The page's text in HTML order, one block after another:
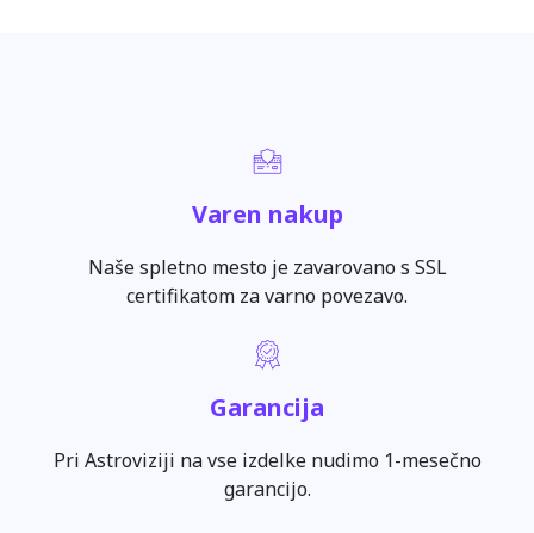
Varen nakup
Naše spletno mesto je zavarovano s SSL
certifikatom za varno povezavo.
Garancija
Pri Astroviziji na vse izdelke nudimo 1-mesečno
garancijo.